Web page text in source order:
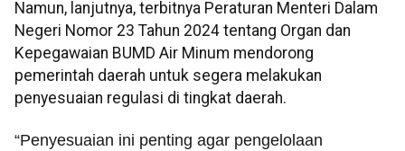
Namun, lanjutnya, terbitnya Peraturan Menteri Dalam
Negeri Nomor 23 Tahun 2024 tentang Organ dan
Kepegawaian BUMD Air Minum mendorong
pemerintah daerah untuk segera melakukan
penyesuaian regulasi di tingkat daerah.
“Penyesuaian ini penting agar pengelolaan